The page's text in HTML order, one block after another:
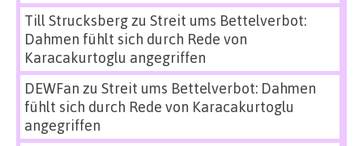
Till Strucksbergzu Streit ums Bettelverbot:
Dahmen fühlt sich durch Rede von
Karacakurtoglu angegriffen
DEWFan zu Streit ums Bettelverbot: Dahmen
fühlt sich durch Rede von Karacakurtoglu
angegriffen